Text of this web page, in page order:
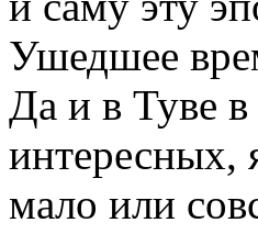
Ушедшее
Да и в Туве
интересных,
мало или